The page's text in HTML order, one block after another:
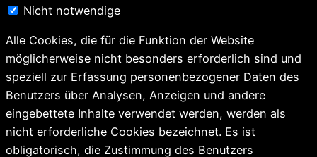
Nicht notwendige
Alle Cookies, die für die Funktion der Website
möglicherweise nicht besonders erforderlich sind und
speziell zur Erfassung personenbezogener Daten des
Benutzers über Analysen, Anzeigen und andere
eingebettete Inhalte verwendet werden, werden als
nicht erforderliche Cookies bezeichnet. Es ist
obligatorisch, die Zustimmung des Benutzers